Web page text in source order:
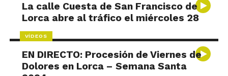
La calle Cuesta de San Francisco de
Lorca abre al tráfico el miércoles 28
VÍDEOS
EN DIRECTO: Procesión de Viernes de
Dolores en Lorca – Semana Santa